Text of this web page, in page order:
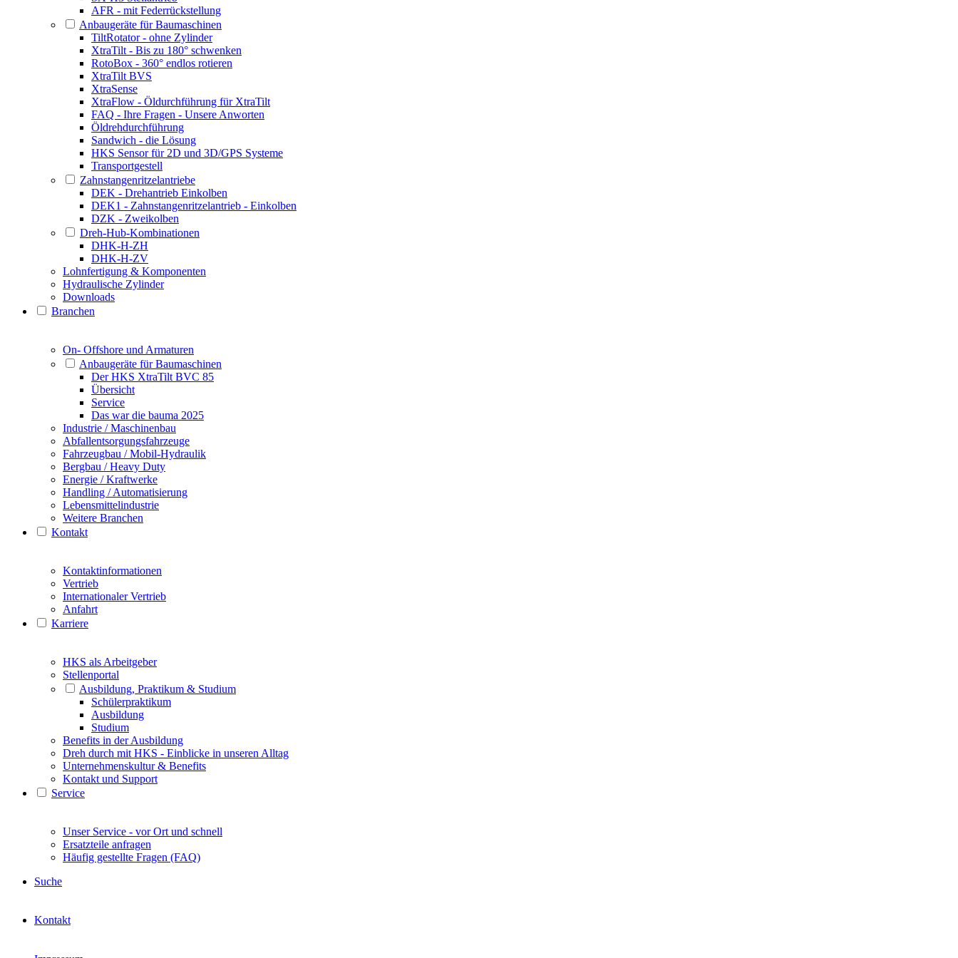
AFR - mit Federrückstellung
Anbaugeräte für Baumaschinen
TiltRotator - ohne Zylinder
XtraTilt - Bis zu 180° schwenken
RotoBox - 360° endlos rotieren
XtraTilt BVS
XtraSense
XtraFlow - Öldurchführung für XtraTilt
FAQ - Ihre Fragen - Unsere Anworten
Öldrehdurchführung
Sandwich - die Lösung
HKS Sensor für 2D und 3D/GPS Systeme
Transportgestell
Zahnstangenritzelantriebe
DEK - Drehantrieb Einkolben
DEK1 - Zahnstangenritzelantrieb - Einkolben
DZK - Zweikolben
Dreh-Hub-Kombinationen
DHK-H-ZH
DHK-H-ZV
Lohnfertigung & Komponenten
Hydraulische Zylinder
Downloads
Branchen
On- Offshore und Armaturen
Anbaugeräte für Baumaschinen
Der HKS XtraTilt BVC 85
Übersicht
Service
Das war die bauma 2025
Industrie / Maschinenbau
Abfallentsorgungsfahrzeuge
Fahrzeugbau / Mobil-Hydraulik
Bergbau / Heavy Duty
Energie / Kraftwerke
Handling / Automatisierung
Lebensmittelindustrie
Weitere Branchen
Kontakt
Kontaktinformationen
Vertrieb
Internationaler Vertrieb
Anfahrt
Karriere
HKS als Arbeitgeber
Stellenportal
Ausbildung, Praktikum & Studium
Schülerpraktikum
Ausbildung
Studium
Benefits in der Ausbildung
Dreh durch mit HKS - Einblicke in unseren Alltag
Unternehmenskultur & Benefits
Kontakt und Support
Service
Unser Service - vor Ort und schnell
Ersatzteile anfragen
Häufig gestellte Fragen (FAQ)
Suche
Kontakt